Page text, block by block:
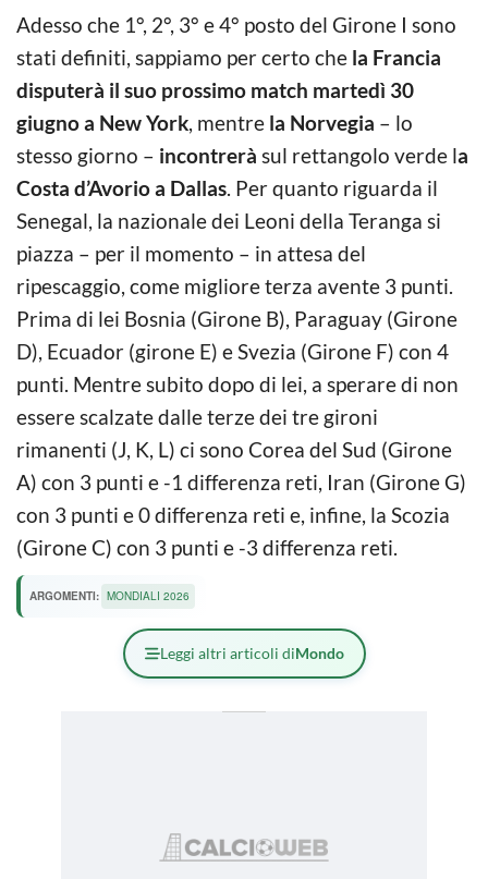
Adesso che 1°, 2°, 3° e 4° posto del Girone I sono
stati definiti, sappiamo per certo che la Francia
disputerà il suo prossimo match martedì 30
giugno a New York, mentre la Norvegia – lo
stesso giorno – incontrerà sul rettangolo verde la
Costa d’Avorio a Dallas. Per quanto riguarda il
Senegal, la nazionale dei Leoni della Teranga si
piazza – per il momento – in attesa del
ripescaggio, come migliore terza avente 3 punti.
Prima di lei Bosnia (Girone B), Paraguay (Girone
D), Ecuador (girone E) e Svezia (Girone F) con 4
punti. Mentre subito dopo di lei, a sperare di non
essere scalzate dalle terze dei tre gironi
rimanenti (J, K, L) ci sono Corea del Sud (Girone
A) con 3 punti e -1 differenza reti, Iran (Girone G)
con 3 punti e 0 differenza reti e, infine, la Scozia
(Girone C) con 3 punti e -3 differenza reti.
ARGOMENTI: MONDIALI 2026
Leggi altri articoli diMondo